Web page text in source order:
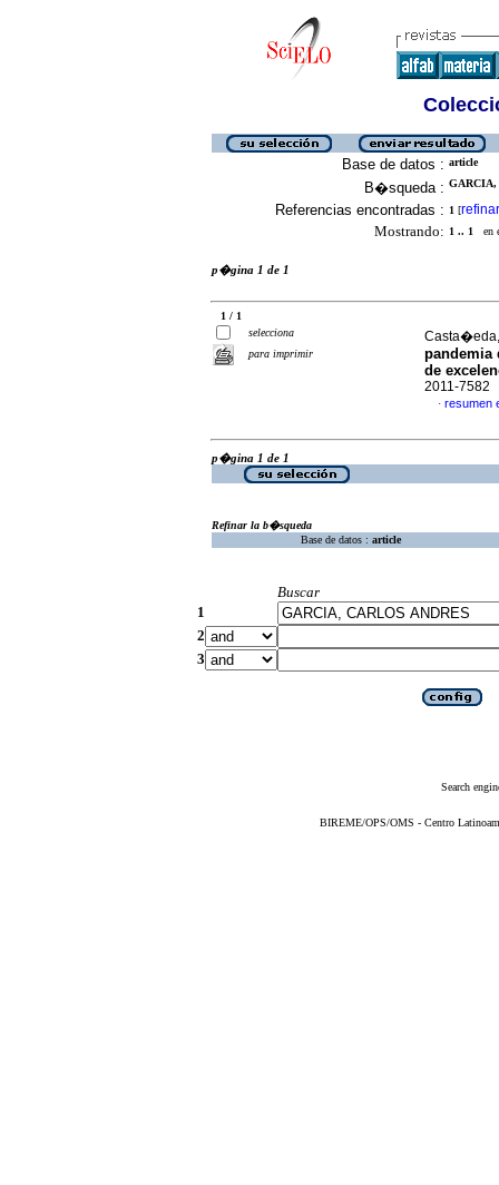
Base de datos : article
B�squeda : GARCIA,
Referencias encontradas : 1 [refinar
Mostrando: 1 .. 1 en
p�gina 1 de 1
1 / 1
selecciona
para imprimir
pandemia
de
2011-7582
· resumen
p�gina 1 de 1
Refinar la b�squeda
Base de datos : article
Buscar
1
2
3
Search
BIREME/OPS/OMS - Centro